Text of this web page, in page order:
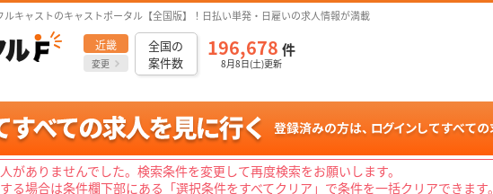
キャストのキャストポータル【全国版】！日払い単発・日雇いの求人情報が満載
近畿
変更
全国の
案件数
196,678 件
8月8日(土)更新
がありませんでした。検索条件を変更して再度検索をお願いします。
る場合は条件欄下部にある「選択条件をすべてクリア」で条件を一括クリアできます。